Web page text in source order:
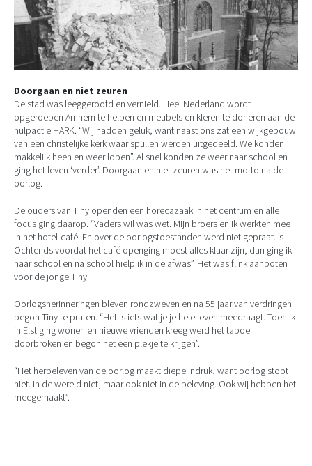
Doorgaan en niet zeuren
De stad was leeggeroofd en vernield. Heel Nederland wordt
opgeroepen Arnhem te helpen en meubels en kleren te doneren aan de
hulpactie HARK. “Wij hadden geluk, want naast ons zat een wijkgebouw
van een christelijke kerk waar spullen werden uitgedeeld. We konden
makkelijk heen en weer lopen”. Al snel konden ze weer naar school en
ging het leven ‘verder’. Doorgaan en niet zeuren was het motto na de
oorlog.
De ouders van Tiny openden een horecazaak in het centrum en alle
focus ging daarop. “Vaders wil was wet. Mijn broers en ik werkten mee
in het hotel-café. En over de oorlogstoestanden werd niet gepraat. ’s
Ochtends voordat het café openging moest alles klaar zijn, dan ging ik
naar school en na school hielp ik in de afwas”. Het was flink aanpoten
voor de jonge Tiny.
Oorlogsherinneringen bleven rondzweven en na 55 jaar van verdringen
begon Tiny te praten. “Het is iets wat je je hele leven meedraagt. Toen ik
in Elst ging wonen en nieuwe vrienden kreeg werd het taboe
doorbroken en begon het een plekje te krijgen”.
“Het herbeleven van de oorlog maakt diepe indruk, want oorlog stopt
niet. In de wereld niet, maar ook niet in de beleving. Ook wij hebben het
meegemaakt”.